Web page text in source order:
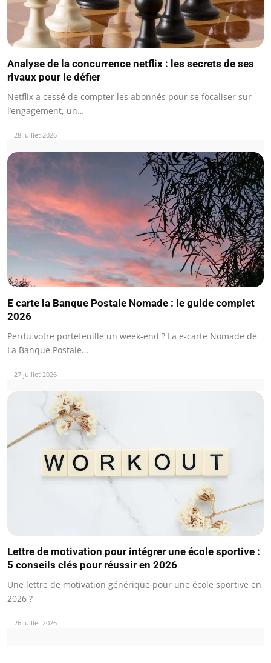
Analyse de la concurrence netflix : les secrets de ses
rivaux pour le défier
Netflix a cessé de compter les abonnés pour se focaliser sur
l’engagement, un…
28 juillet 2026
E carte la Banque Postale Nomade : le guide complet
2026
Perdu votre portefeuille un week-end ? La e-carte Nomade de
La Banque Postale…
27 juillet 2026
Lettre de motivation pour intégrer une école sportive :
5 conseils clés pour réussir en 2026
Une lettre de motivation générique pour une école sportive en
2026 ?
26 juillet 2026